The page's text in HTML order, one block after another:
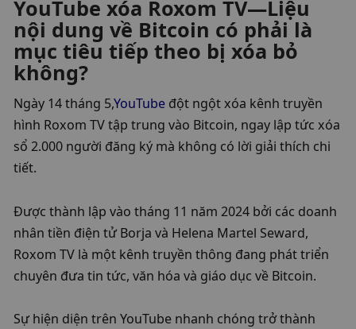
YouTube xóa Roxom TV—Liệu
nội dung về Bitcoin có phải là
mục tiêu tiếp theo bị xóa bỏ
không?
Ngày 14 tháng 5,YouTube đột ngột xóa kênh truyền
hình Roxom TV tập trung vào Bitcoin, ngay lập tức xóa
sổ 2.000 người đăng ký mà không có lời giải thích chi
tiết.
Được thành lập vào tháng 11 năm 2024 bởi các doanh
nhân tiền điện tử Borja và Helena Martel Seward,
Roxom TV là một kênh truyền thông đang phát triển
chuyên đưa tin tức, văn hóa và giáo dục về Bitcoin.
Sự hiện diện trên YouTube nhanh chóng trở thành